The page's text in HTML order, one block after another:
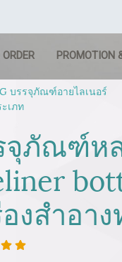
PROMOTION
บรรจุภัณฑ์อายไลเนอร์
เภท
จุภัณฑ์ห
งสำอา